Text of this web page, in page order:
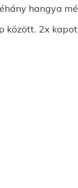
hangya
között. 2x